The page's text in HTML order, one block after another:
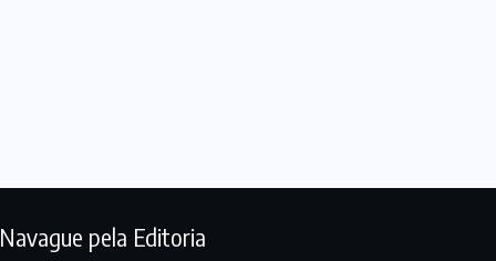
Navague pela Editoria